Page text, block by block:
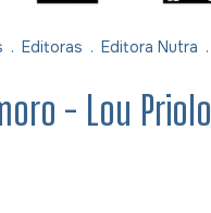
. Editoras . Editora Nutra .
- Lou Priolo